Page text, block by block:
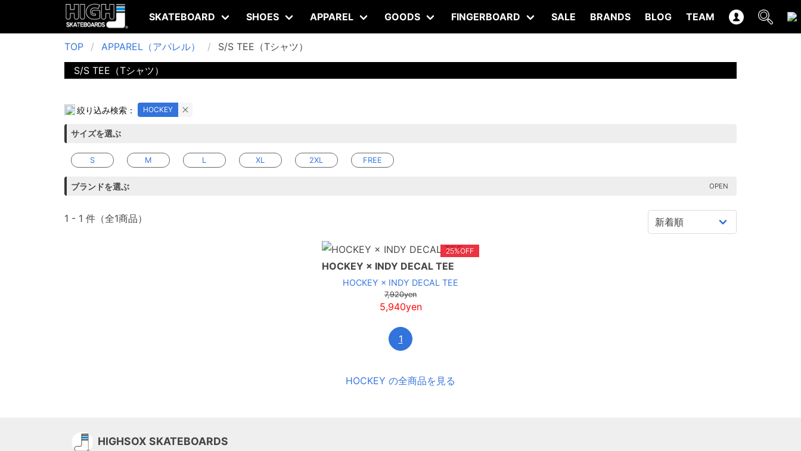
SKATEBOARD SHOES APPAREL GOODS FINGERBOARD SALE BRANDS BLOG TEAM
TOP APPAREL（アパレル）
S/S TEE（Tシャツ）
S/S TEE（Tシャツ）
絞り込み検索： HOCKEY
サイズを選ぶ
S M L XL 2XL FREE
ブランドを選ぶ
1 - 1 件（全1商品）
25%OFF
HOCKEY × INDY DECAL TEE
HOCKEY × INDY DECAL TEE
7,920yen
5,940yen
1
HOCKEY の全商品を見る
HIGHSOX SKATEBOARDS